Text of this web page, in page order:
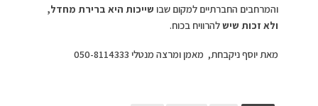
והמרחבים החברתיים למקום שבו שייכות היא ברירת מחדל,
ולא זכות שישלהרוויח בכוח.
מאת יוסף ניקבחת, מאמן ומרצה מנטלי 050-8114333